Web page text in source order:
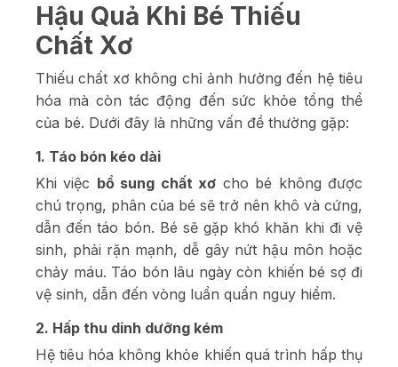
Hậu Quả Khi Bé Thiếu
Chất Xơ
Thiếu chất xơ không chỉ ảnh hưởng đến hệ tiêu
hóa mà còn tác động đến sức khỏe tổng thể
của bé. Dưới đây là những vấn đề thường gặp:
1. Táo bón kéo dài
Khi việc bổ sung chất xơ cho bé không được
chú trọng, phân của bé sẽ trở nên khô và cứng,
dẫn đến táo bón. Bé sẽ gặp khó khăn khi đi vệ
sinh, phải rặn mạnh, dễ gây nứt hậu môn hoặc
chảy máu. Táo bón lâu ngày còn khiến bé sợ đi
vệ sinh, dẫn đến vòng luẩn quẩn nguy hiểm.
2. Hấp thu dinh dưỡng kém
Hệ tiêu hóa không khỏe khiến quá trình hấp thụ